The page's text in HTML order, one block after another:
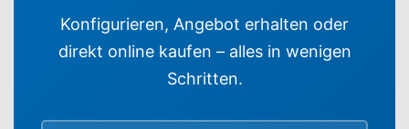
Konfigurieren, Angebot erhalten oder
direkt online kaufen – alles in wenigen
Schritten.